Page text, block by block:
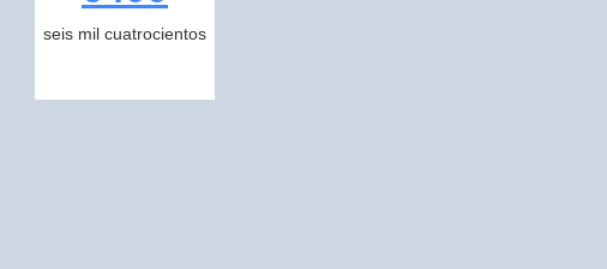
seis mil cuatrocientos